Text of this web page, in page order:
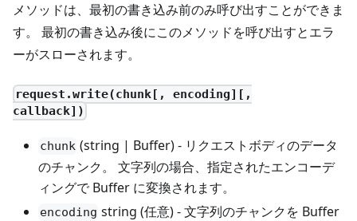
メソッドは、最初の書き込み前のみ呼び出すことができま
す。 最初の書き込み後にこのメソッドを呼び出すとエラ
ーがスローされます。
request.write(chunk[, encoding][,
callback])
chunk (string | Buffer) - リクエストボディのデータ
のチャンク。 文字列の場合、指定されたエンコーデ
ィングで Buffer に変換されます。
encoding string (任意) - 文字列のチャンクを Buffer